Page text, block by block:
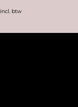
incl. btw